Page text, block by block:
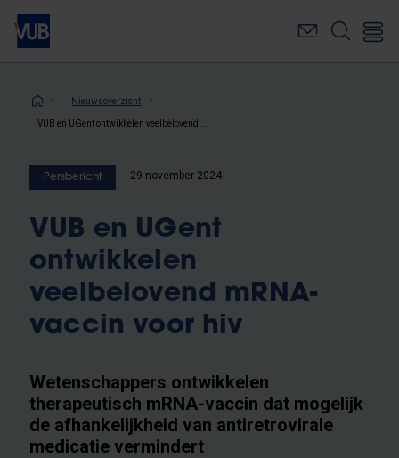
Overslaan
naar
inhoudKruimelpad
Nieuwsoverzicht
Persbericht 29 november 2024
VUB en UGent
ontwikkelen
veelbelovend mRNA-
vaccin voor hiv
Wetenschappers ontwikkelen
therapeutisch mRNA-vaccin dat mogelijk
de afhankelijkheid van antiretrovirale
medicatie vermindert